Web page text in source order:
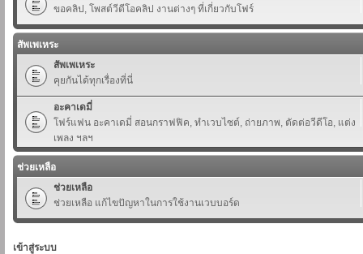
ขอคลิป, โพสต์วีดีโอคลิป งานต่างๆ ที่เกี่ยวกับโฟร์
สัพเพเหระ
สัพเพเหระ
คุยกันได้ทุกเรื่องที่นี่
อะคาเดมี่
โฟร์แฟน อะคาเดมี่ สอนกราฟฟิค, ทำเวบไซต์, ถ่ายภาพ, ตัดต่อวีดีโอ, แต่ง
เพลง ฯลฯ
ช่วยเหลือ
ช่วยเหลือ
ช่วยเหลือ แก้ไขปัญหาในการใช้งานเวบบอร์ด
เข้าสู่ระบบ